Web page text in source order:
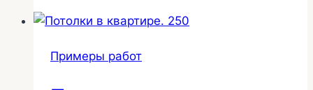
подсветкой
14м2
Примеры работ